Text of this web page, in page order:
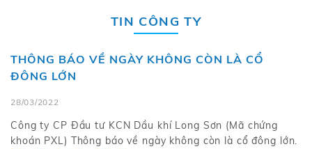
TIN CÔNG TY
THÔNG BÁO VỀ NGÀY KHÔNG CÒN LÀ CỔ
ĐÔNG LỚN
28/03/2022
Công ty CP Đầu tư KCN Dầu khí Long Sơn (Mã chứng
khoán PXL) Thông báo về ngày không còn là cổ đông lớn.